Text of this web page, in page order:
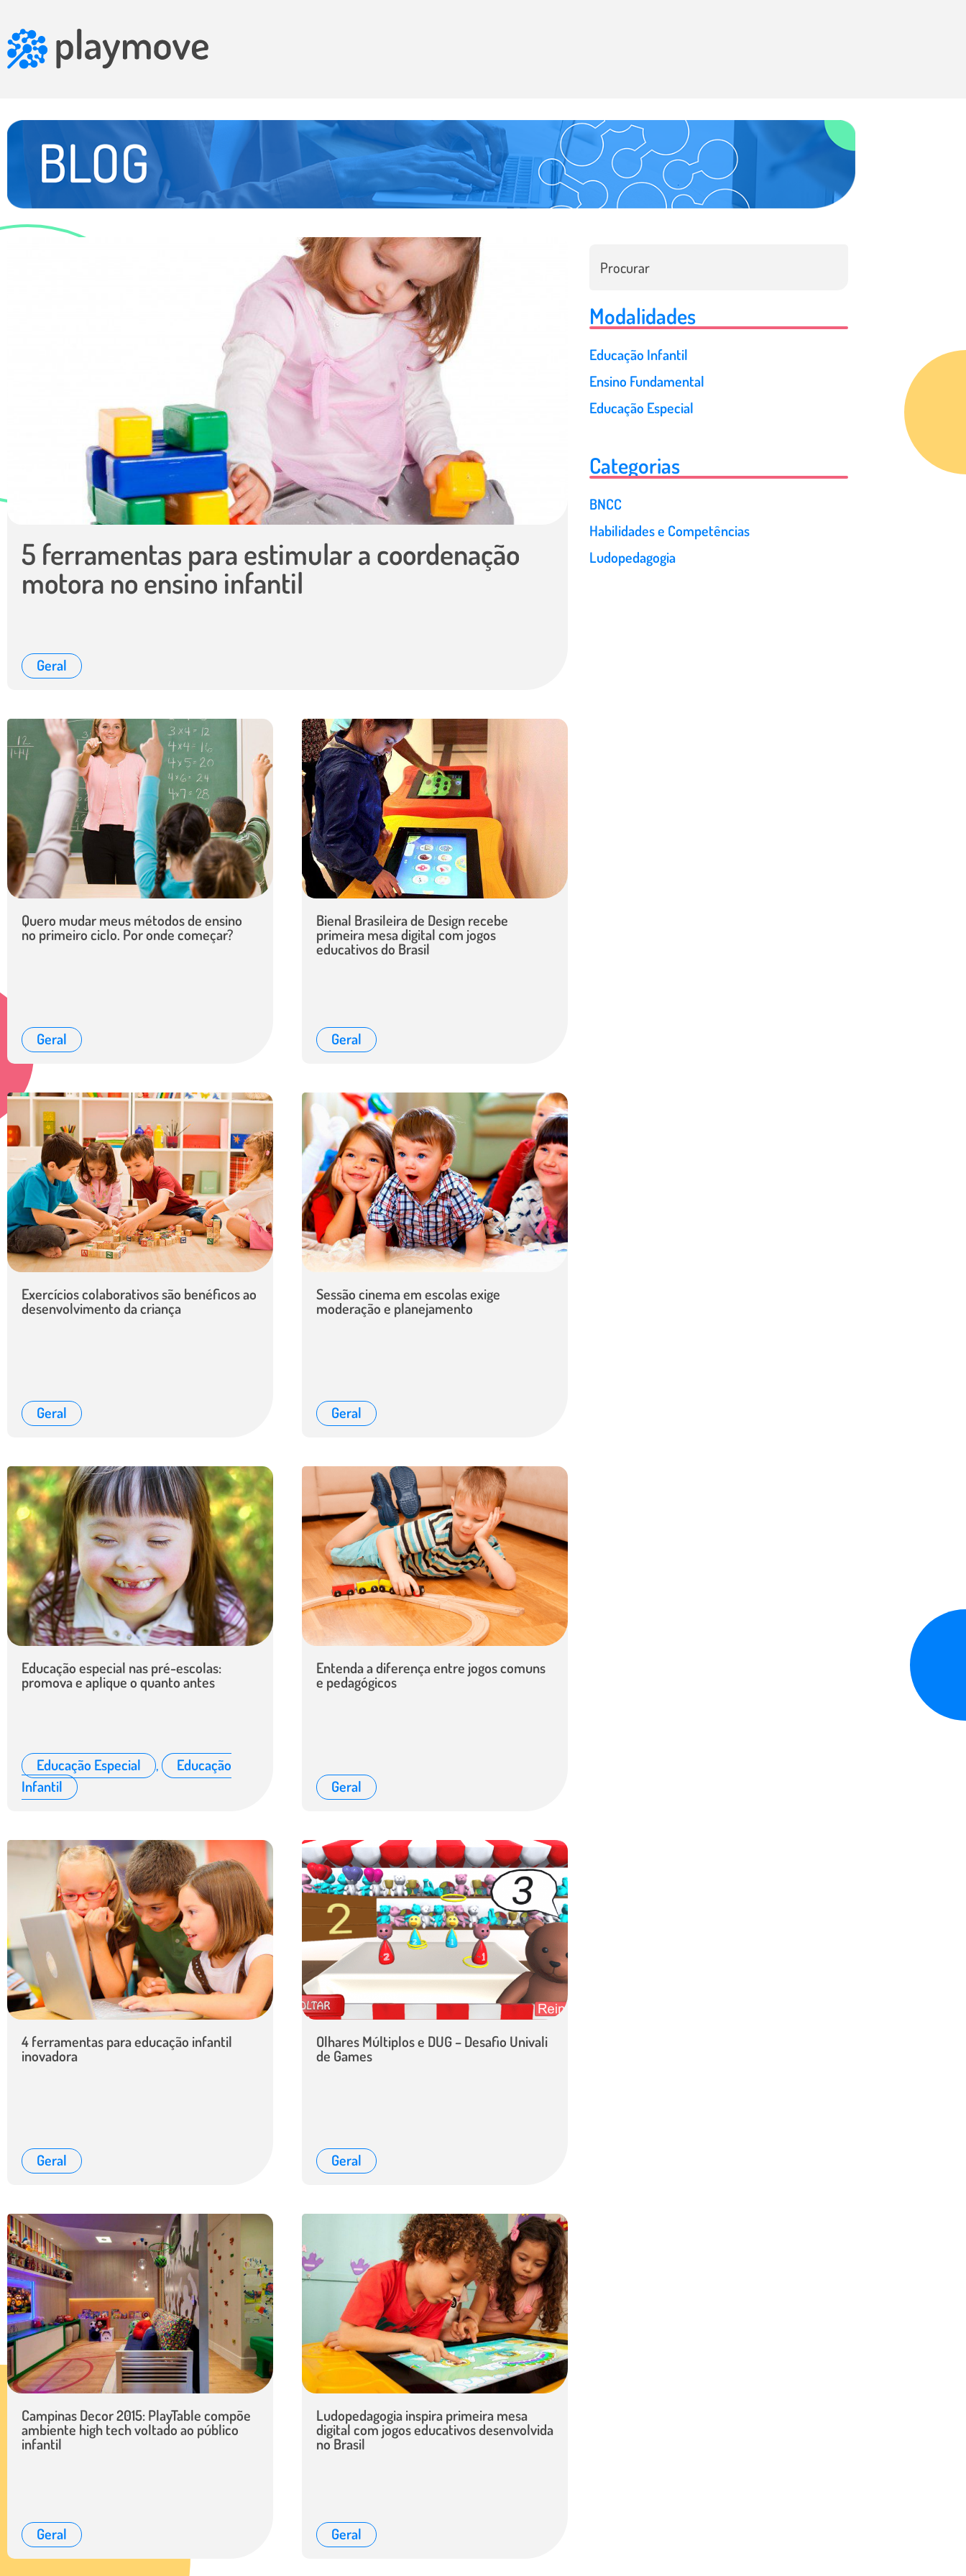
5 ferramentas para estimular a coordenação
motora no ensino infantil
Geral
Quero mudar meus métodos de ensino
no primeiro ciclo. Por onde começar?
Geral
Bienal Brasileira de Design recebe
primeira mesa digital com jogos
educativos do Brasil
Geral
Exercícios colaborativos são benéficos ao
desenvolvimento da criança
Geral
Sessão cinema em escolas exige
moderação e planejamento
Geral
Educação especial nas pré-escolas:
promova e aplique o quanto antes
Educação Especial ,
Educação
Infantil
Entenda a diferença entre jogos comuns
e pedagógicos
Geral
4 ferramentas para educação infantil
inovadora
Geral
Olhares Múltiplos e DUG – Desafio Univali
de Games
Geral
Campinas Decor 2015: PlayTable compõe
ambiente high tech voltado ao público
infantil
Geral
Ludopedagogia inspira primeira mesa
digital com jogos educativos desenvolvida
no Brasil
Geral
Modalidades
Educação Infantil
Ensino Fundamental
Educação Especial
Categorias
BNCC
Habilidades e Competências
Ludopedagogia